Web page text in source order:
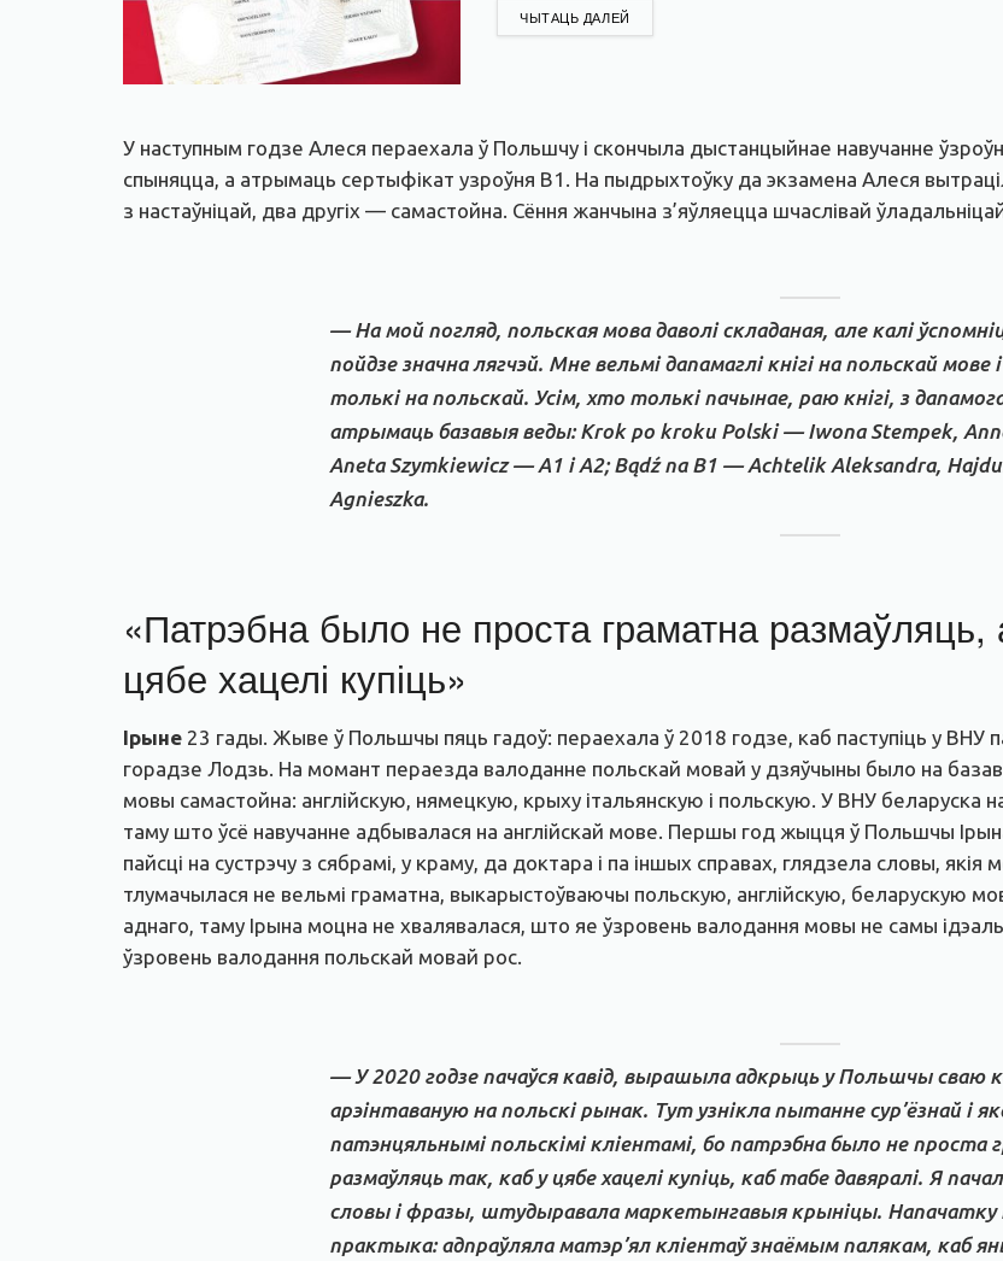
ЧЫТАЦЬ ДАЛЕЙ
У наступным годзе Алеся пераехала ў Польшчу і скончыла дыстанцыйнае навучанне
спыняцца, а атрымаць сертыфікат узроўня В1. На пыдрыхтоўку да экзамена Алеся
з настаўніцай, два другіх — самастойна. Сёння жанчына з’яўляецца шчаслівай
— На мой погляд, польская мова даволі складаная, але калі
пойдзе значна лягчэй. Мне вельмі дапамаглі кнігі на польскай мове
толькі на польскай. Усім, хто толькі пачынае, раю кнігі, з
атрымаць базавыя веды: Krok po kroku Polski — Iwona Stempek,
Aneta Szymkiewicz — A1 і А2; Bądź na B1 — Achtelik Aleksandra,
Agnieszka.
«Патрэбна было не проста граматна
цябе хацелі купіць»
Ірыне 23 гады. Жыве ў Польшчы пяць гадоў: пераехала ў 2018 годзе, каб паступіць у ВНУ
горадзе Лодзь. На момант пераезда валоданне польскай мовай у дзяўчыны было на
мовы самастойна: англійскую, нямецкую, крыху італьянскую і польскую. У ВНУ беларуска
таму што ўсё навучанне адбывалася на англійскай мове. Першы год жыцця ў Польшчы
пайсці на сустрэчу з сябрамі, у краму, да доктара і па іншых справах, глядзела словы,
тлумачылася не вельмі граматна, выкарыстоўваючы польскую, англійскую, беларускую
аднаго, таму Ірына моцна не хвалявалася, што яе ўзровень валодання мовы не самы
ўзровень валодання польскай мовай рос.
— У 2020 годзе пачаўся кавід, вырашыла адкрыць у Польшчы сваю
арэінтаваную на польскі рынак. Тут узнікла пытанне сур’ёзнай і
патэнцяльнымі польскімі кліентамі, бо патрэбна было не проста
размаўляць так, каб у цябе хацелі купіць, каб табе давяралі. Я
словы і фразы, штудыравала маркетынгавыя крыніцы.
практыка: адпраўляла матэр’ял кліентаў знаёмым палякам, каб